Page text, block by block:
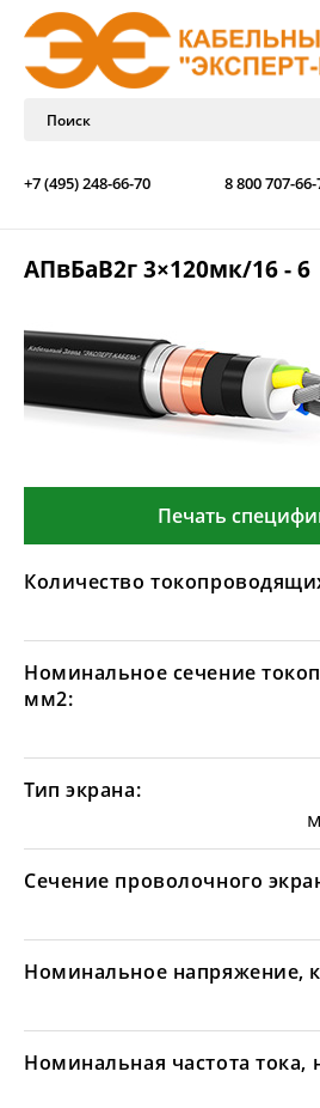
+7 (495) 248-66-70 8 800 707-66-
АПвБаВ2г 3×120мк/16 - 6
Печать
Количество
Номинальное сечение
мм2:
Тип экрана:
Сечение проволочного
Номинальное напряжение,
Номинальная частота тока,